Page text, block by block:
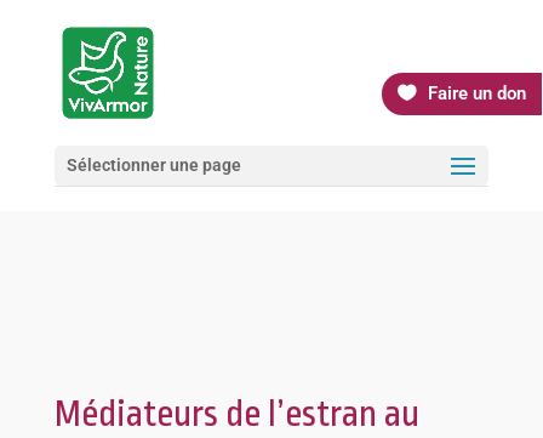
Faire un don
Sélectionner une page
Médiateurs de l’estran au